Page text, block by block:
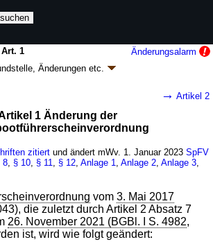
Art. 1
Änderungsalarm
Änderungen etc.
und der
)
S. 2211(Nr. 48); Geltung ab 01.01.2023
in 4 Vorschriften zitiert
→ Artikel 2
1 Änderung der
zitiert und ändert mWv. 1. Januar 2023SpFV
8 § 10 § 11 § 12 ,Anlage 1 ,Anlage 2 ,Anlage 3
vom3. Mai 2017
die zuletzt durch Artikel 2 Absatz 7
26. November 2021 (BGBl. I S. 4982,
ist, wird wie folgt geändert: